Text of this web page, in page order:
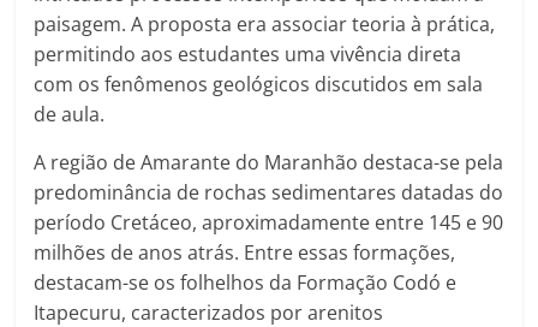
paisagem. A proposta era associar teoria à prática,
permitindo aos estudantes uma vivência direta
com os fenômenos geológicos discutidos em sala
de aula.
A região de Amarante do Maranhão destaca-se pela
predominância de rochas sedimentares datadas do
período Cretáceo, aproximadamente entre 145 e 90
milhões de anos atrás. Entre essas formações,
destacam-se os folhelhos da Formação Codó e
Itapecuru, caracterizados por arenitos